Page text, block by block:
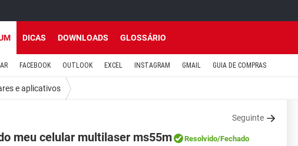
DICAS DOWNLOADS GLOSSÁRIO
FACEBOOK OUTLOOK EXCEL INSTAGRAM GMAIL GUIA DE COMPRAS
e aplicativos
Seguinte
meu celular multilaser ms55m Resolvido/Fechado